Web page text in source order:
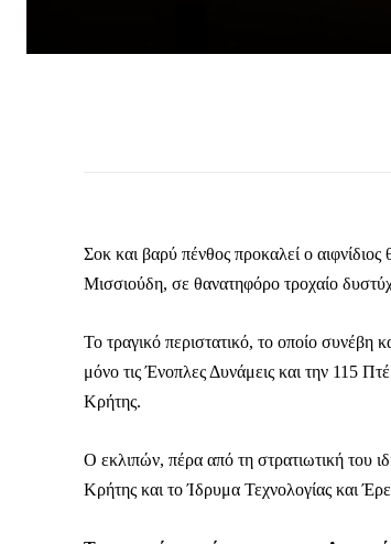
Σοκ και βαρύ πένθος προκαλεί ο
Μισσιούδη, σε θανατηφόρο τροχαίο
Το τραγικό περιστατικό, το οποίο συνέβη
μόνο τις Ένοπλες Δυνάμεις και την 115
Κρήτης.
Ο εκλιπών, πέρα από τη στρατιωτική του
Κρήτης και το Ίδρυμα Τεχνολογίας και